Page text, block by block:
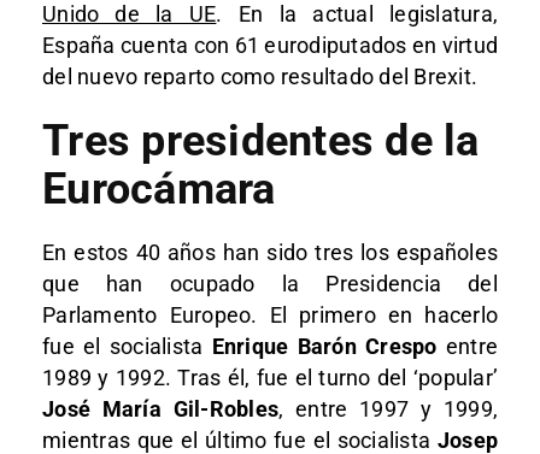
Unido de la UE. En la actual legislatura,
España cuenta con 61 eurodiputados en virtud
del nuevo reparto como resultado del Brexit.
Tres presidentes de la
Eurocámara
En estos 40 años han sido tres los españoles
que han ocupado la Presidencia del
Parlamento Europeo. El primero en hacerlo
fue el socialista Enrique Barón Crespo entre
1989 y 1992. Tras él, fue el turno del ‘popular’
José María Gil-Robles, entre 1997 y 1999,
mientras que el último fue el socialista Josep